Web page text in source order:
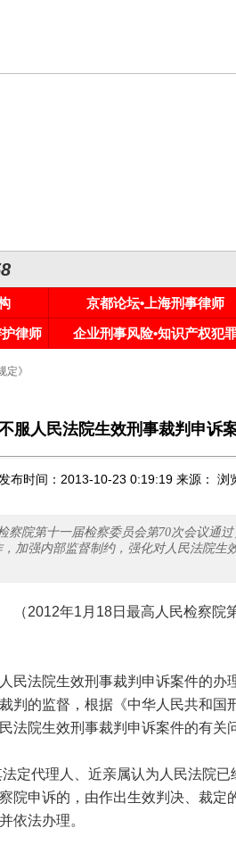
京都论坛•上海刑事律师
护律师 企业刑事风险•知识产权犯
》
服人民法院生效刑事裁判申诉
发布时间：2013-10-23 0:19:19 来源： 浏
察院第十一届检察委员会第70次会议通
加强内部监督制约，强化对人民法院生
最高人民检察院第十一
法院生效刑事裁判申诉案件的办
判的监督，根据《中华人民共和国
法院生效刑事裁判申诉案件的有关
代理人、近亲属认为人民法院已
院申诉的，由作出生效判决、裁定
依法办理。